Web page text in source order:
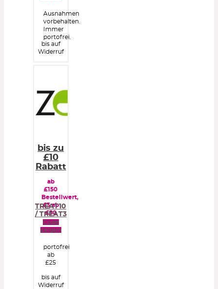
Ausnahmen
vorbehalten.
Immer
portofrei.
bis auf
Widerruf
bis zu
£10
Rabatt
ab
£150
Bestellwert,
£3 ab
£50
TREAT10
/ TREAT3
Code
zeigen
portofrei
ab
£25
bis auf
Widerruf